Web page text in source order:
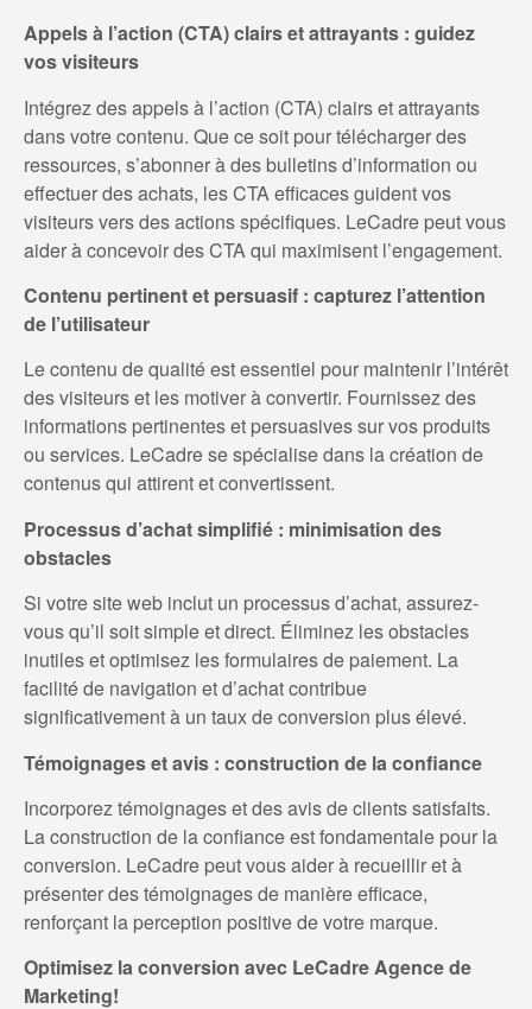
Appels à l’action (CTA) clairs et attrayants : guidez
vos visiteurs
Intégrez des appels à l’action (CTA) clairs et attrayants
dans votre contenu. Que ce soit pour télécharger des
ressources, s’abonner à des bulletins d’information ou
effectuer des achats, les CTA efficaces guident vos
visiteurs vers des actions spécifiques. LeCadre peut vous
aider à concevoir des CTA qui maximisent l’engagement.
Contenu pertinent et persuasif : capturez l’attention
de l’utilisateur
Le contenu de qualité est essentiel pour maintenir l’intérêt
des visiteurs et les motiver à convertir. Fournissez des
informations pertinentes et persuasives sur vos produits
ou services. LeCadre se spécialise dans la création de
contenus qui attirent et convertissent.
Processus d’achat simplifié : minimisation des
obstacles
Si votre site web inclut un processus d’achat, assurez-
vous qu’il soit simple et direct. Éliminez les obstacles
inutiles et optimisez les formulaires de paiement. La
facilité de navigation et d’achat contribue
significativement à un taux de conversion plus élevé.
Témoignages et avis : construction de la confiance
Incorporez témoignages et des avis de clients satisfaits.
La construction de la confiance est fondamentale pour la
conversion. LeCadre peut vous aider à recueillir et à
présenter des témoignages de manière efficace,
renforçant la perception positive de votre marque.
Optimisez la conversion avec LeCadre Agence de
Marketing!